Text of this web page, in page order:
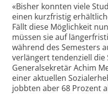
«Bisher konnten viele
einen kurzfristig
Fällt diese Möglichkeit
müssen sie auf
während des Semesters
verlängert tendenziell die
Generalsekretär Achim
einer aktuellen
jobbten aber 68 Prozent